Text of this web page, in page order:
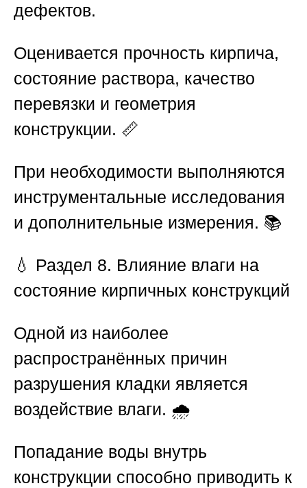
дефектов.
Оценивается прочность кирпича,
состояние раствора, качество
перевязки и геометрия
конструкции. 📏
При необходимости выполняются
инструментальные исследования
и дополнительные измерения. 📚
💧 Раздел 8. Влияние влаги на
состояние кирпичных конструкций
Одной из наиболее
распространённых причин
разрушения кладки является
воздействие влаги. 🌧️
Попадание воды внутрь
конструкции способно приводить к